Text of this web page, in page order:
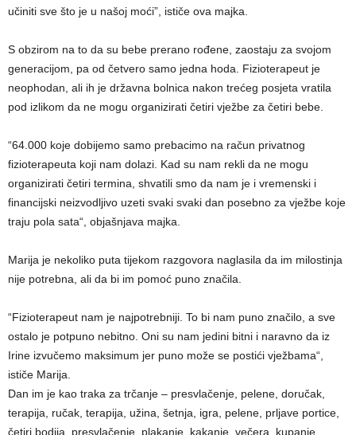
učiniti sve što je u našoj moći”, ističe ova majka.
S obzirom na to da su bebe prerano rođene, zaostaju za svojom
generacijom, pa od četvero samo jedna hoda. Fizioterapeut je
neophodan, ali ih je državna bolnica nakon trećeg posjeta vratila
pod izlikom da ne mogu organizirati četiri vježbe za četiri bebe.
“64.000 koje dobijemo samo prebacimo na račun privatnog
fizioterapeuta koji nam dolazi. Kad su nam rekli da ne mogu
organizirati četiri termina, shvatili smo da nam je i vremenski i
financijski neizvodljivo uzeti svaki svaki dan posebno za vježbe koje
traju pola sata“, objašnjava majka.
Marija je nekoliko puta tijekom razgovora naglasila da im milostinja
nije potrebna, ali da bi im pomoć puno značila.
“Fizioterapeut nam je najpotrebniji. To bi nam puno značilo, a sve
ostalo je potpuno nebitno. Oni su nam jedini bitni i naravno da iz
Irine izvučemo maksimum jer puno može se postići vježbama“,
ističe Marija.
Dan im je kao traka za trčanje – presvlačenje, pelene, doručak,
terapija, ručak, terapija, užina, šetnja, igra, pelene, prljave portice,
četiri bodija, presvlačenje, plakanje, kakanje, večera, kupanje,